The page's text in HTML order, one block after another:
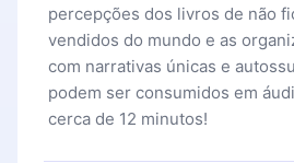
percepções dos livros de não
vendidos do mundo e as
com narrativas únicas e
podem ser consumidos em
cerca de 12 minutos!